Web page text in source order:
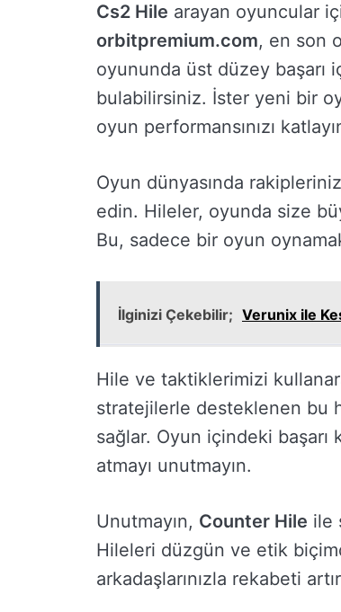
Cs2 Hile arayan oyuncular
orbitpremium.com, en son
oyununda üst düzey başarı
bulabilirsiniz. İster yeni bir
oyun performansınızı
Oyun dünyasında
edin. Hileler, oyunda size
Bu, sadece bir oyun
İlginizi Çekebilir; Verunix ile
Hile ve taktiklerimizi
stratejilerle desteklenen bu
sağlar. Oyun içindeki
atmayı unutmayın.
Unutmayın, Counter Hile ile
Hileleri düzgün ve etik
arkadaşlarınızla rekabeti